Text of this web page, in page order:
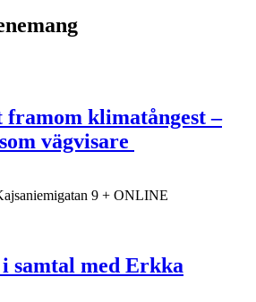
klimatångest –
vägvisare
9 + ONLINE
i samtal med Erkka